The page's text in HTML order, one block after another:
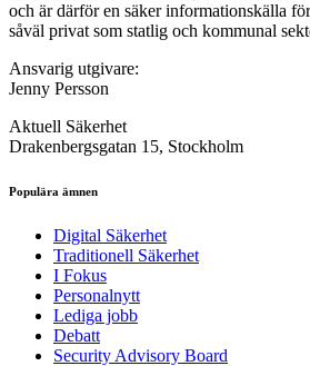
och är därför en säker informationskälla
såväl privat som statlig och kommunal
Ansvarig utgivare:
Jenny Persson
Aktuell Säkerhet
Drakenbergsgatan 15, Stockholm
Populära ämnen
Digital Säkerhet
Traditionell Säkerhet
I Fokus
Personalnytt
Lediga jobb
Debatt
Security Advisory Board